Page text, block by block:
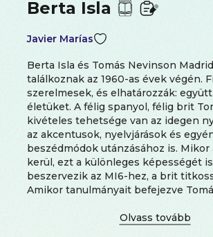
Berta Isla
Javier Marías
Berta Isla és Tomás Nevinson
találkoznak az 1960-as évek végén.
szerelmesek, és elhatározzák:
életüket. A félig spanyol, félig brit
kivételes tehetsége van az idegen
az akcentusok, nyelvjárások és
beszédmódok utánzásához is. Mikor
kerül, ezt a különleges képességét
beszervezik az MI6-hez, a brit
Amikor tanulmányait befejezve
tudja, a korábban közösen tervezett